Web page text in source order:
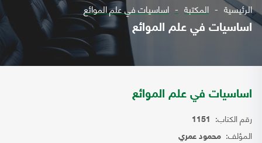
الرئيسية المكتبة اساسيات في علم الموائع
اساسيات في علم الموائع
اساسيات في علم الموائع
رقم الكتاب: 1151
المؤلف: محمود عمري